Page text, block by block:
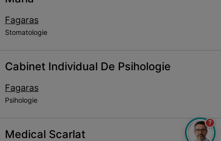
Fagaras
Stomatologie
Cabinet Individual De Psihologie
Fagaras
Psihologie
Medical Scarlat
?